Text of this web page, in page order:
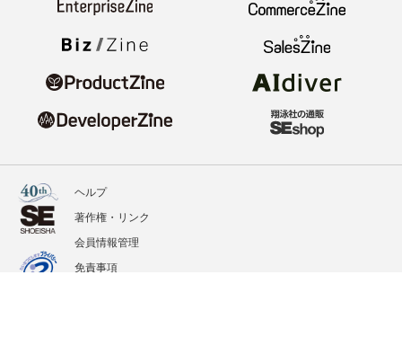
ヘルプ
著作権・リンク
会員情報管理
免責事項